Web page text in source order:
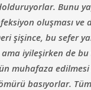
Bunu
oluşması ve
şişince, bu sefer
iyileşirken de bu
muhafaza
basıyorlar.